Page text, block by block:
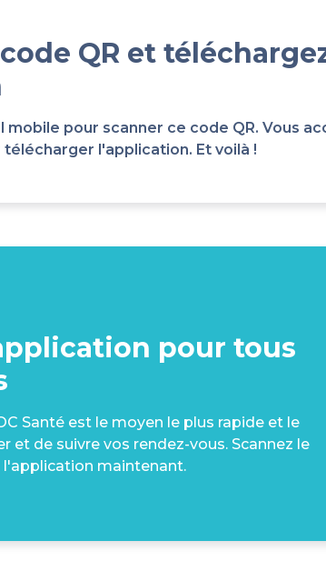
QR et
mobile pour scanner ce code QR. Vous
l'application. Et voilà !
pour tous
Santé est le moyen le plus rapide et le
et de suivre vos rendez-vous. Scannez le
maintenant.